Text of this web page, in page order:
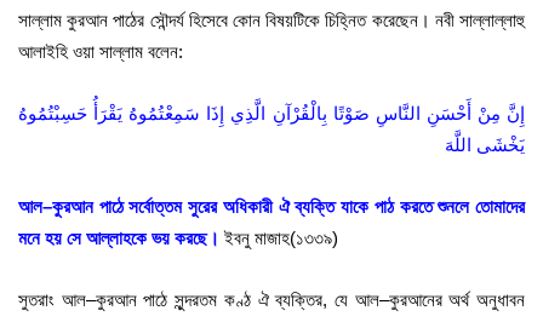
সাল্লাম কুরআন পাঠের সৌন্দর্য হিসেবে কোন বিষয়টিকে চিহ্নিত করেছেন। নবী সাল্লাল্লাহু
আলাইহি ওয়া সাল্লাম বলেন:
إِنَّ مِنْ أَحْسَنِ النَّاسِ صَوْتًا بِالْقُرْآنِ الَّذِي إِذَا سَمِعْتُمُوهُ يَقْرَأُ حَسِبْتُمُوهُ
يَخْشَى اللَّهَ
আল–কুরআন পাঠে সর্বোত্তম সুরের অধিকারী ঐ ব্যক্তি যাকে পাঠ করতে শুনলে তোমাদের
মনে হয় সে আল্লাহকে ভয় করছে।ইবনু মাজাহ(১৩৩৯)
সুতরাং আল–কুরআন পাঠে সুন্দরতম কণ্ঠ ঐ ব্যক্তির, যে আল–কুরআনের অর্থ অনুধাবন